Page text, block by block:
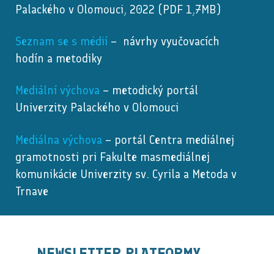
Palackého v Olomouci, 2022 (PDF 1,7MB)
Seznam se s médií – návrhy vyučovacích
hodín a metodiky
Mediální výchova – metodický portál
Univerzity Palackého v Olomouci
Mediálna výchova – portál Centra mediálnej
gramotnosti pri Fakulte masmediálnej
komunikácie Univerzity sv. Cyrila a Metoda v
Trnave